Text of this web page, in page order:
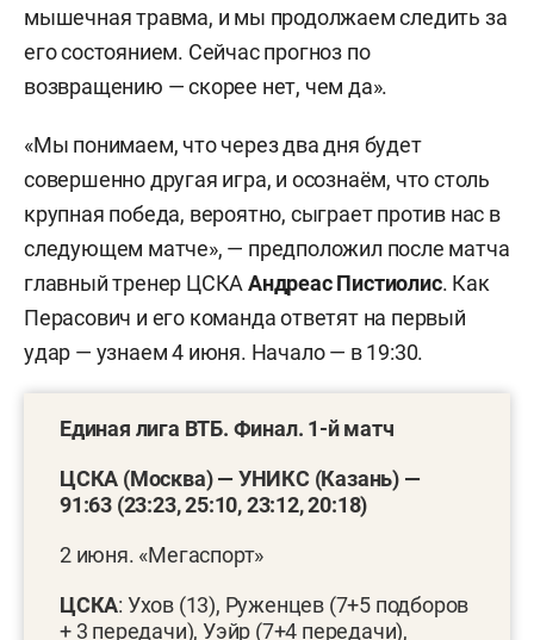
мышечная травма, и мы продолжаем следить за
его состоянием. Сейчас прогноз по
возвращению — скорее нет, чем да».
«Мы понимаем, что через два дня будет
совершенно другая игра, и осознаём, что столь
крупная победа, вероятно, сыграет против нас в
следующем матче», — предположил после матча
главный тренер ЦСКААндреас Пистиолис. Как
Перасович и его команда ответят на первый
удар — узнаем 4 июня. Начало — в 19:30.
Единая лига ВТБ. Финал. 1-й матч
ЦСКА (Москва) — УНИКС (Казань) —
91:63 (23:23, 25:10, 23:12, 20:18)
2 июня. «Мегаспорт»
ЦСКА: Ухов (13), Руженцев (7+5 подборов
+ 3 передачи), Уэйр (7+4 передачи),